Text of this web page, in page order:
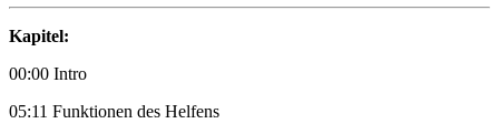
Kapitel:
00:00 Intro
05:11 Funktionen des Helfens